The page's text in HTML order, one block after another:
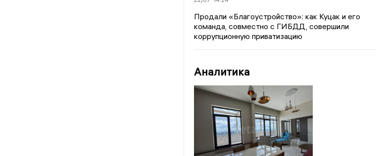
Продали «Благоустройство»: как Куцак и его
команда, совместно с ГИБДД, совершили
коррупционную приватизацию
Аналитика